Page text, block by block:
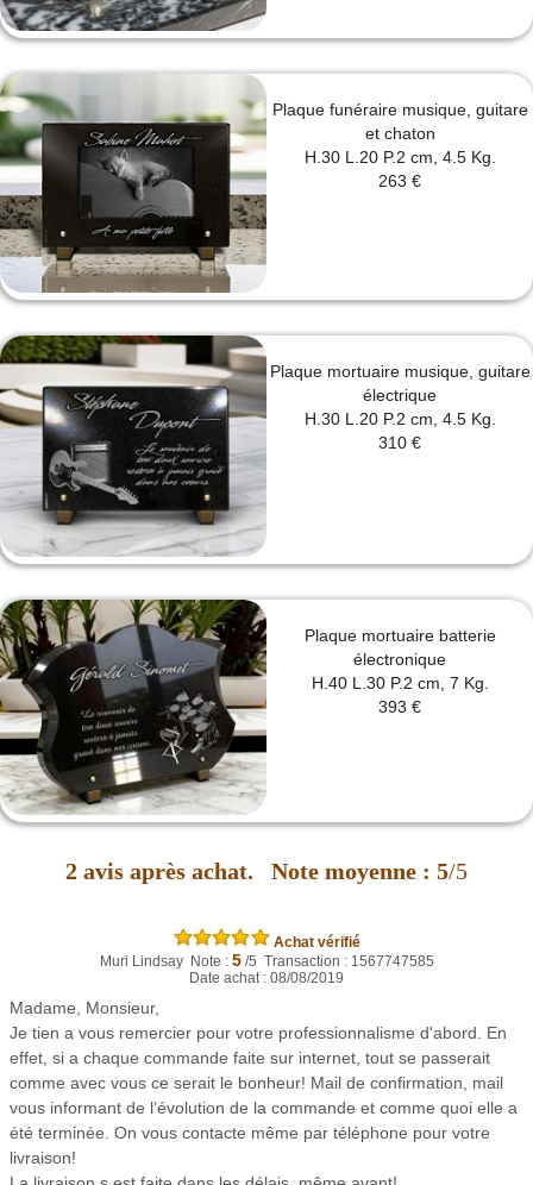
Plaque funéraire musique, guitare
et chaton
H.30 L.20 P.2 cm, 4.5 Kg.
263 €
Plaque mortuaire musique, guitare
électrique
H.30 L.20 P.2 cm, 4.5 Kg.
310 €
Plaque mortuaire batterie
électronique
H.40 L.30 P.2 cm, 7 Kg.
393 €
2 avis après achat. Note moyenne : 5/5
Achat vérifié
Muri Lindsay Note : 5/5 Transaction : 1567747585
Date achat : 08/08/2019
Madame, Monsieur,
Je tien a vous remercier pour votre professionnalisme d'abord. En
effet, si a chaque commande faite sur internet, tout se passerait
comme avec vous ce serait le bonheur! Mail de confirmation, mail
vous informant de l’évolution de la commande et comme quoi elle a
été terminée. On vous contacte même par téléphone pour votre
livraison!